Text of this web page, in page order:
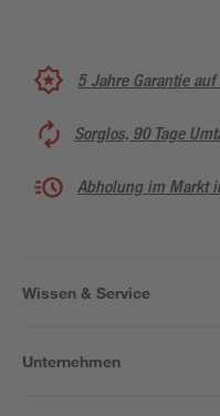
5 Jahre Garantie
Sorglos, 90 Tage
Abholung im Markt
Wissen & Service
Unternehmen